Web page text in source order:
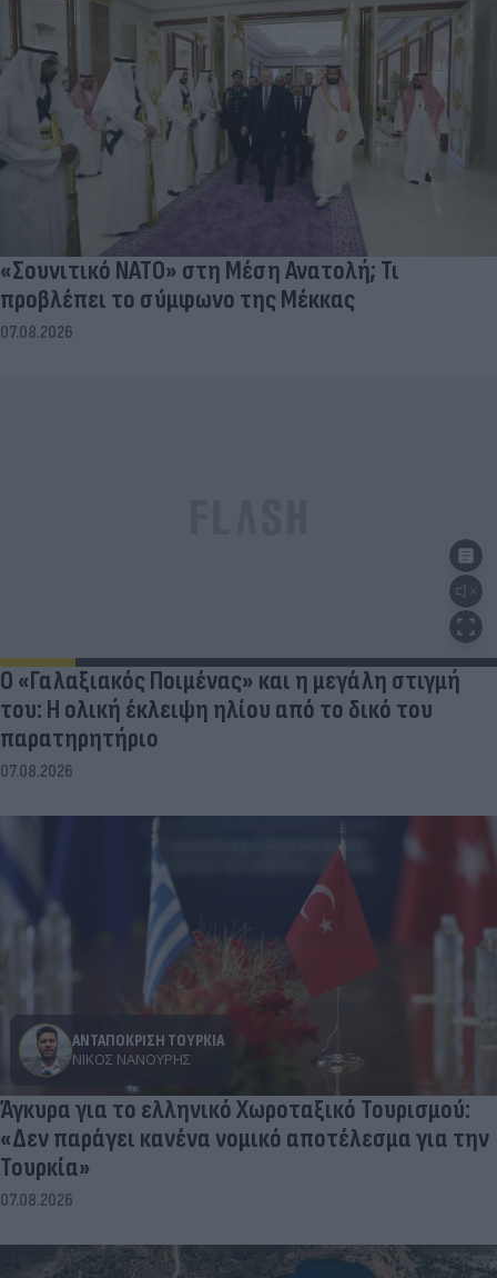
«Σουνιτικό ΝΑΤΟ» στη Μέση Ανατολή; Τι
προβλέπει το σύμφωνο της Μέκκας
07.08.2026
Ο «Γαλαξιακός Ποιμένας» και η μεγάλη στιγμή
του: Η ολική έκλειψη ηλίου από το δικό του
παρατηρητήριο
07.08.2026
ΑΝΤΑΠΟΚΡΙΣΗ ΤΟΥΡΚΙΑ
ΝΊΚΟΣ ΝΑΝΟΎΡΗΣ
Άγκυρα για το ελληνικό Χωροταξικό Τουρισμού:
«Δεν παράγει κανένα νομικό αποτέλεσμα για την
Τουρκία»
07.08.2026